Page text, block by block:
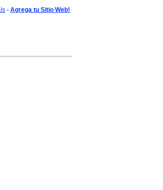
- Agrega tu Sitio Web!